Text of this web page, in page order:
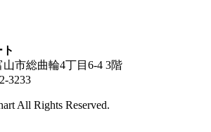
山市総曲輪4丁目6-4 3階
3233
All Rights Reserved.